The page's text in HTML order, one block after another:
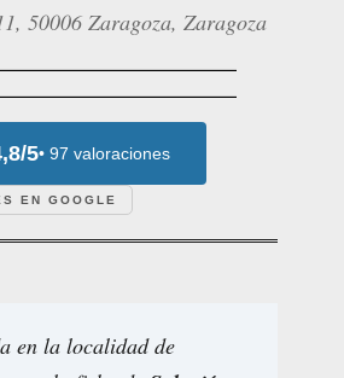
50006 Zaragoza, Zaragoza
5• 97 valoraciones
EN GOOGLE
en la localidad de